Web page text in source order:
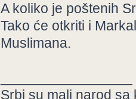
A koliko je poštenih
Tako će otkriti i
Muslimana.
Srbi su mali narod